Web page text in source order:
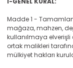
Madde 1 -
mağaza, mahzen,
kullanılmaya
ortak malikleri
mülkiyet hakları